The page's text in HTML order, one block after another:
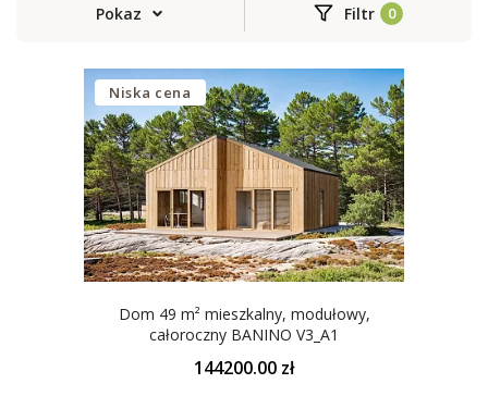
Pokaz Filtr
Niska cena
Dom 49 m² mieszkalny, modułowy,
całoroczny BANINO V3_A1
144200.00 zł